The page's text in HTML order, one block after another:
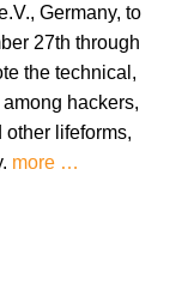
Germany, to
27th through
the technical,
hackers,
lifeforms,
more …